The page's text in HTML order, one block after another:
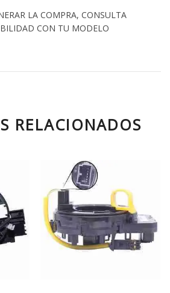
LA COMPRA, CONSULTA
CON TU MODELO
RELACIONADOS